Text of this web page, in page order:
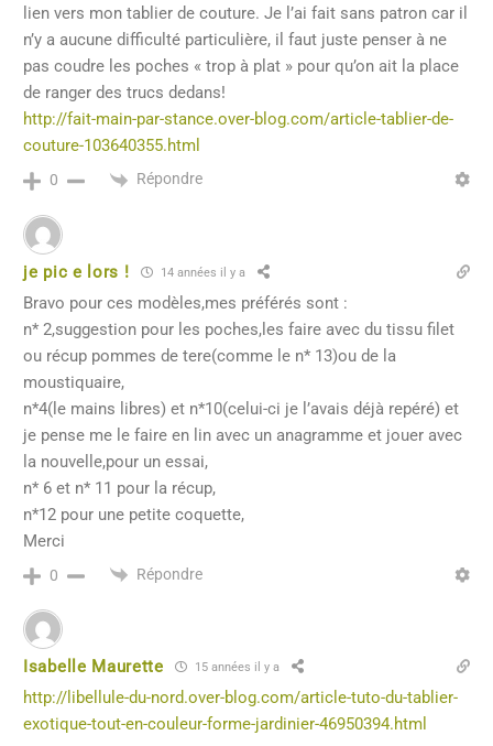
lien vers mon tablier de couture. Je l’ai fait sans patron car il
n’y a aucune difficulté particulière, il faut juste penser à ne
pas coudre les poches « trop à plat » pour qu’on ait la place
de ranger des trucs dedans!
http://fait-main-par-stance.over-blog.com/article-tablier-de-
couture-103640355.html
0 Répondre
je pic e lors ! 14 années il y a
Bravo pour ces modèles,mes préférés sont :
n* 2,suggestion pour les poches,les faire avec du tissu filet
ou récup pommes de tere(comme le n* 13)ou de la
moustiquaire,
n*4(le mains libres) et n*10(celui-ci je l’avais déjà repéré) et
je pense me le faire en lin avec un anagramme et jouer avec
la nouvelle,pour un essai,
n* 6 et n* 11 pour la récup,
n*12 pour une petite coquette,
Merci
0 Répondre
Isabelle Maurette 15 années il y a
http://libellule-du-nord.over-blog.com/article-tuto-du-tablier-
exotique-tout-en-couleur-forme-jardinier-46950394.html